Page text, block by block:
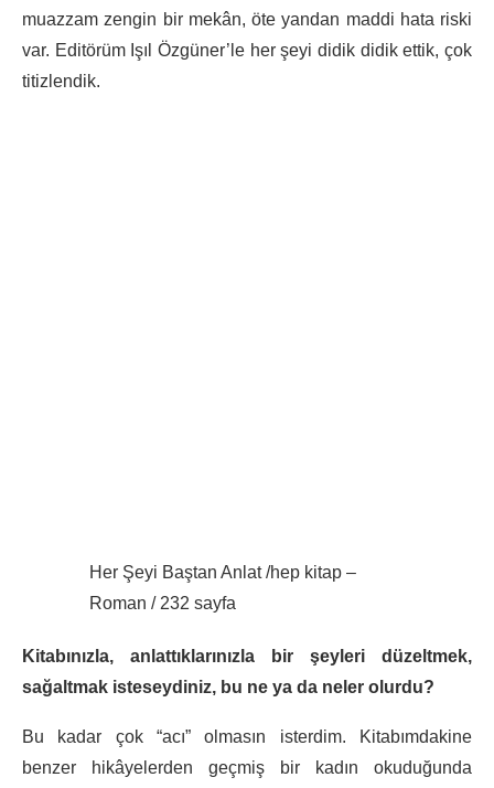
muazzam zengin bir mekân, öte yandan maddi hata riski
var. Editörüm Işıl Özgüner’le her şeyi didik didik ettik, çok
titizlendik.
Her Şeyi Baştan Anlat /hep kitap –
Roman / 232 sayfa
Kitabınızla, anlattıklarınızla bir şeyleri düzeltmek,
sağaltmak isteseydiniz, bu ne ya da neler olurdu?
Bu kadar çok “acı” olmasın isterdim. Kitabımdakine
benzer hikâyelerden geçmiş bir kadın okuduğunda